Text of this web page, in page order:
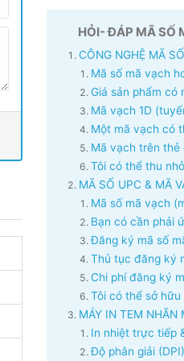
HỎI- ĐÁP MÃ SỐ
CÔNG NGHỆ MÃ
Mã số mã vạch
Giá sản phẩm có
Mã vạch 1D
Một mã vạch có
Mã vạch trên thẻ
Tôi có thể thu
MÃ SỐ UPC & MÃ
Mã số mã vạch
Bạn có cần phải
Đăng ký mã số
Thủ tục đăng ký
Chi phí đăng ký
Tôi có thể sở
MÁY IN TEM NHÃN
In nhiệt trực tiếp
Độ phân giải